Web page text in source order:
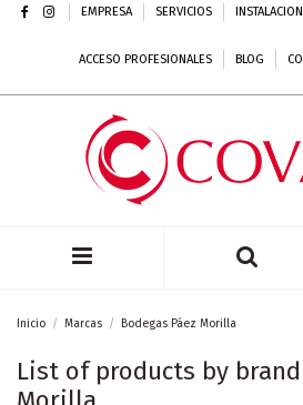
EMPRESA SERVICIOS
ACCESO PROFESIONALES
BLOG
Inicio Marcas Bodegas Páez Morilla
List of products by brand